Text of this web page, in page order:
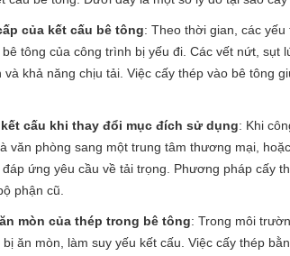
của kết cấu bê tông: Theo thời gian, các
bê tông của công trình bị yếu đi. Các vết nứt,
và khả năng chịu tải. Việc cấy thép vào bê tông
cấu khi thay đổi mục đích sử dụng: Khi
văn phòng sang một trung tâm thương mại,
ứng yêu cầu về tải trọng. Phương pháp cấy
phận cũ.
mòn của thép trong bê tông: Trong môi
ăn mòn, làm suy yếu kết cấu. Việc cấy thép